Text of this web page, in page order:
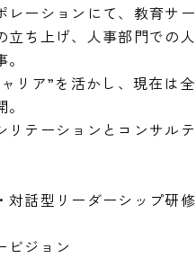
レーションにて、教育サー
立ち上げ、人事部門での人
リア”を活かし、現在は全
リテーションとコンサルテ
対話型リーダーシップ研修
ビジョン